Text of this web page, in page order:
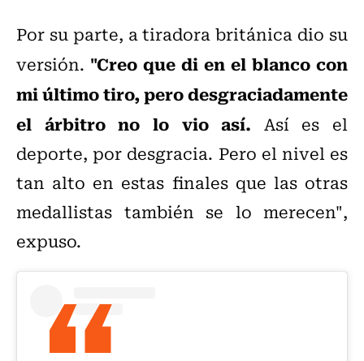
Por su parte, a tiradora británica dio su
versión. "Creo que di en el blanco con
mi último tiro, pero desgraciadamente
el árbitro no lo vio así. Así es el
deporte, por desgracia. Pero el nivel es
tan alto en estas finales que las otras
medallistas también se lo merecen",
expuso.